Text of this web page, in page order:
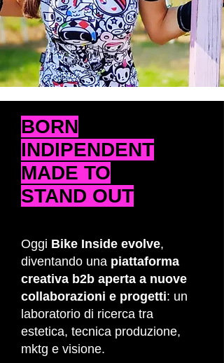
BORN
INDIPENDENT
MADE TO
STAND OUT
Oggi Bike Inside evolve,
diventando una piattaforma
creativa b2b aperta a nuove
collaborazioni e progetti: un
laboratorio di ricerca tra
estetica, tecnica produzione,
mktg e visione.